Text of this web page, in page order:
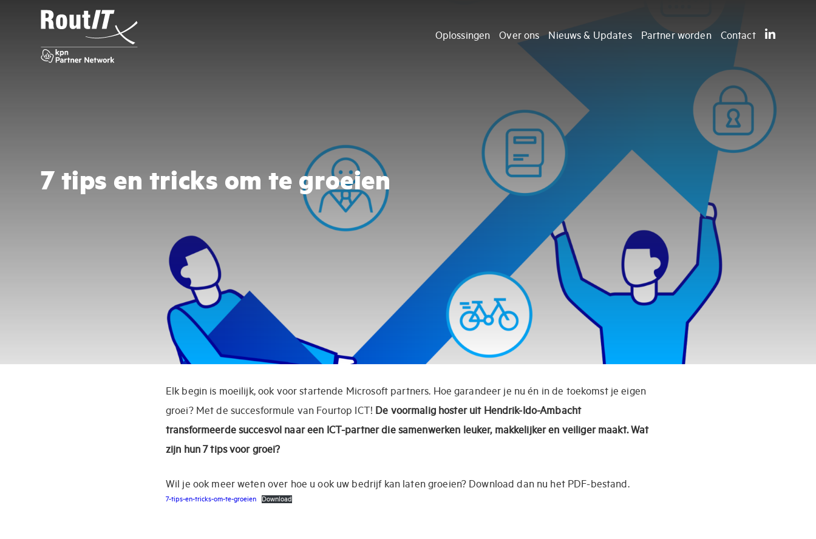
Oplossingen Over ons Nieuws & Updates Partner worden Contact
7 tips en tricks om te groeien
Elk begin is moeilijk, ook voor startende Microsoft partners. Hoe garandeer je nu én in de toekomst je eigen
groei? Met de succesformule van Fourtop ICT! De voormalig hoster uit Hendrik-Ido-Ambacht
transformeerde succesvol naar een ICT-partner die samenwerken leuker, makkelijker en veiliger maakt. Wat
zijn hun 7 tips voor groei?
Wil je ook meer weten over hoe u ook uw bedrijf kan laten groeien? Download dan nu het PDF-bestand.
7-tips-en-tricks-om-te-groeien Download